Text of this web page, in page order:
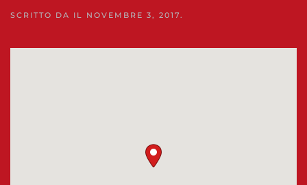
SCRITTO DA IL NOVEMBRE 3, 2017.